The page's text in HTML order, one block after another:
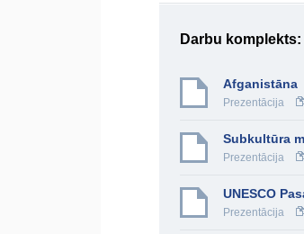
Darbu komplekts:
Afganistāna
Prezentācija
Subkultūra
Prezentācija
UNESCO
Prezentācija